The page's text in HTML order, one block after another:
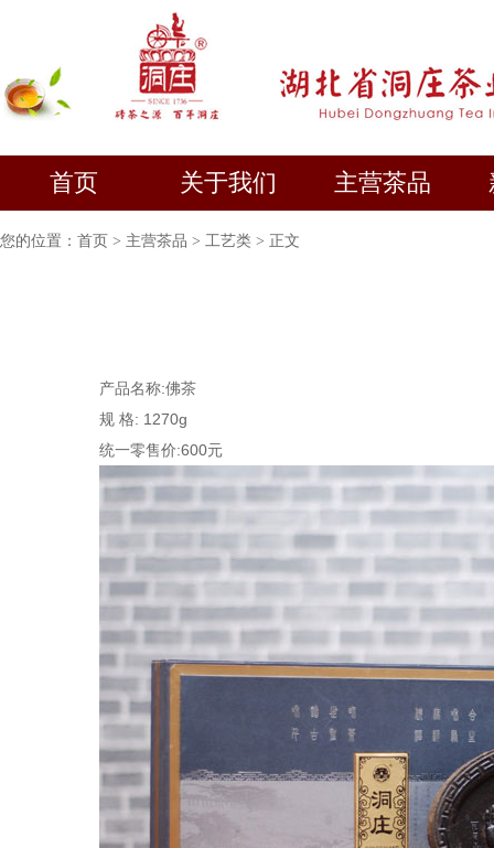
首页 关于我们 主营茶品
您的位置： 首页 > 主营茶品 > 工艺类 > 正文
产品名称:佛茶
规 格: 1270g
统一零售价:600元